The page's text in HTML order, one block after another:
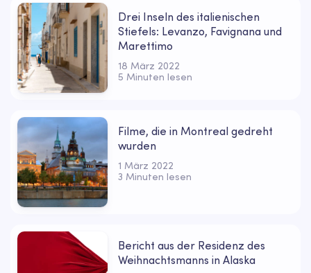
Drei Inseln des italienischen
Stiefels: Levanzo, Favignana und
Marettimo
18 März 2022
5 Minuten lesen
Filme, die in Montreal gedreht
wurden
1 März 2022
3 Minuten lesen
Bericht aus der Residenz des
Weihnachtsmanns in Alaska